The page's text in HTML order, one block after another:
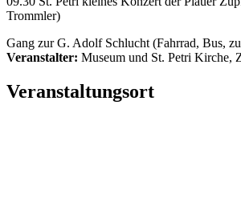
Trommler)
Gang zur G. Adolf Schlucht (Fahrrad, Bus,
Veranstalter: Museum und St. Petri Kirche,
Veranstaltungsort